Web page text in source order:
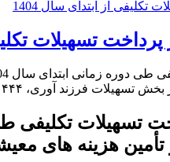
تسهیلات تکلیفی
ریال تسهیلات به متقاضیان پرداخت […]
تأمین هزینه ‌های